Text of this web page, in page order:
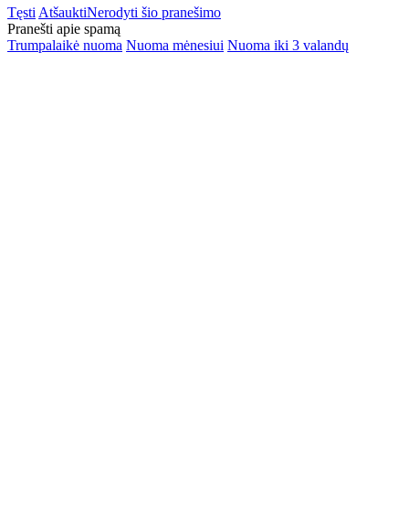
Tęsti AtšauktiNerodyti šio pranešimo
Pranešti apie spamą
Trumpalaikė nuoma Nuoma mėnesiui Nuoma iki 3 valandų